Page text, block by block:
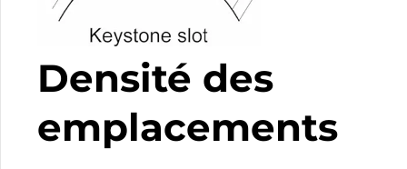
Densité des
emplacements